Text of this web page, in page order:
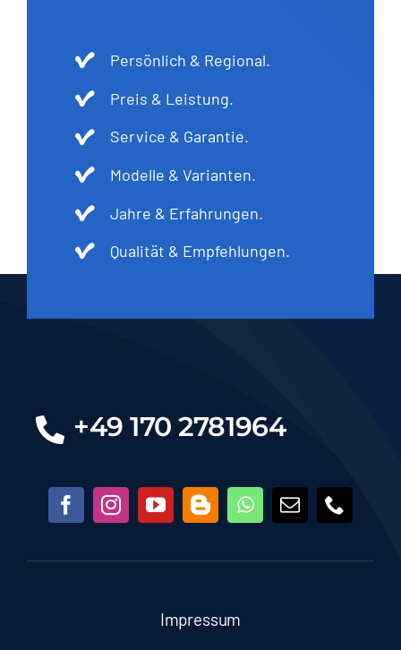
Persönlich & Regional.
Preis & Leistung.
Service & Garantie.
Modelle & Varianten.
Jahre & Erfahrungen.
Qualität & Empfehlungen.
+49 170 2781964
Impressum